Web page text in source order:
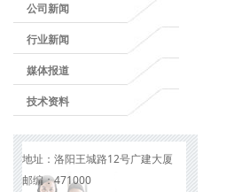
公司新闻
行业新闻
媒体报道
技术资料
地址： 洛阳王城路12号广建大厦
邮编：471000